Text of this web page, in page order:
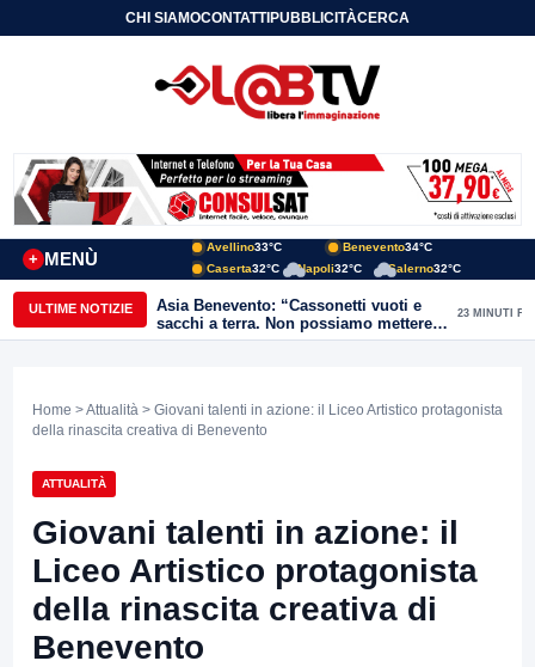
CHI SIAMOCONTATTIPUBBLICITÀCERCA
MENÙ
+
Avellino33°C Benevento34°C
Caserta32°C Napoli32°C Salerno32°C
ULTIME NOTIZIE
Asia Benevento: “Cassonetti vuoti e
sacchi a terra. Non possiamo mettere
una toppa alla mancanza di rispetto”
23 MINUTI FA
Home >Attualità > Giovani talenti in azione: il Liceo Artistico protagonista
della rinascita creativa di Benevento
ATTUALITÀ
Giovani talenti in azione: il
Liceo Artistico protagonista
della rinascita creativa di
Benevento